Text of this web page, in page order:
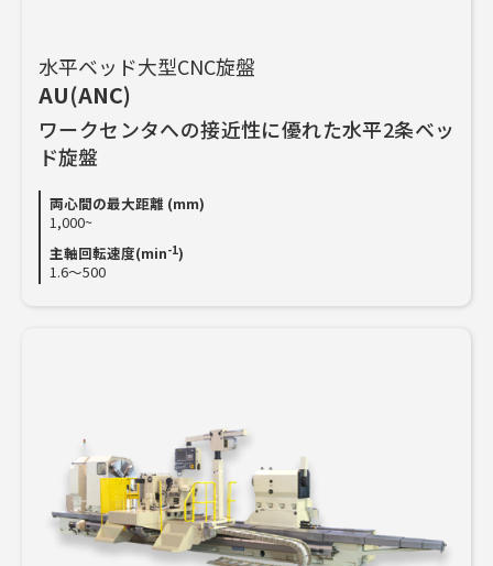
水平ベッド大型CNC旋盤
AU(ANC)
ワークセンタへの接近性に優れた水平2条ベッ
ド旋盤
両心間の最大距離 (mm)
1,000~
主軸回転速度(min-1)
1.6～500